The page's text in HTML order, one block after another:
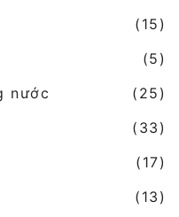
(15)
(5)
nước
(25)
(33)
(17)
(13)